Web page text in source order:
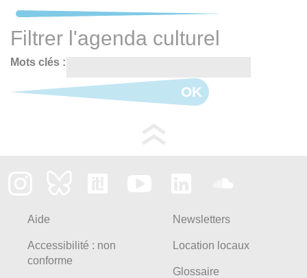
Filtrer l'agenda culturel
Mots clés :
OK
Aide
Accessibilité : non
conforme
Newsletters
Location locaux
Glossaire